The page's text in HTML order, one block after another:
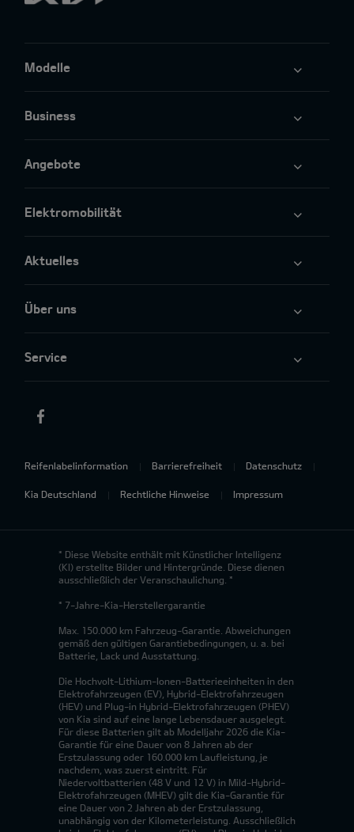
Modelle
Business
Angebote
Elektromobilität
Aktuelles
Über uns
Service
Reifenlabelinformation Barrierefreiheit Datenschutz
Kia Deutschland Rechtliche Hinweise Impressum
* Diese Website enthält mit Künstlicher Intelligenz
(KI) erstellte Bilder und Hintergründe. Diese dienen
ausschließlich der Veranschaulichung. *
* 7-Jahre-Kia-Herstellergarantie
Max. 150.000 km Fahrzeug-Garantie. Abweichungen
gemäß den gültigen Garantiebedingungen, u. a. bei
Batterie, Lack und Ausstattung.
Die Hochvolt-Lithium-Ionen-Batterieeinheiten in den
Elektrofahrzeugen (EV), Hybrid-Elektrofahrzeugen
(HEV) und Plug-in Hybrid-Elektrofahrzeugen (PHEV)
von Kia sind auf eine lange Lebensdauer ausgelegt.
Für diese Batterien gilt ab Modelljahr 2026 die Kia-
Garantie für eine Dauer von 8 Jahren ab der
Erstzulassung oder 160.000 km Laufleistung, je
nachdem, was zuerst eintritt. Für
Niedervoltbatterien (48 V und 12 V) in Mild-Hybrid-
Elektrofahrzeugen (MHEV) gilt die Kia-Garantie für
eine Dauer von 2 Jahren ab der Erstzulassung,
unabhängig von der Kilometerleistung. Ausschließlich